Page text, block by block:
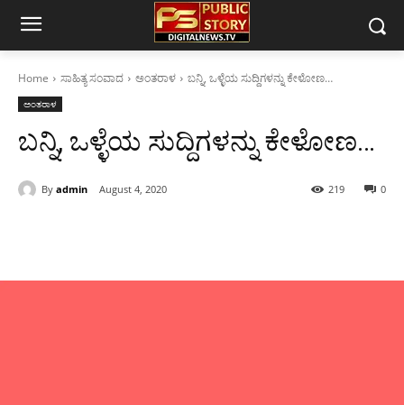
Home ಸಾಹಿತ್ಯ ಸಂವಾದ ಅಂತರಾಳ ಬನ್ನಿ, ಒಳ್ಳೆಯ ಸುದ್ದಿಗಳನ್ನು ಕೇಳೋಣ…
ಅಂತರಾಳ
ಬನ್ನಿ, ಒಳ್ಳೆಯ ಸುದ್ದಿಗಳನ್ನು ಕೇಳೋಣ…
By admin August 4, 2020 0
219